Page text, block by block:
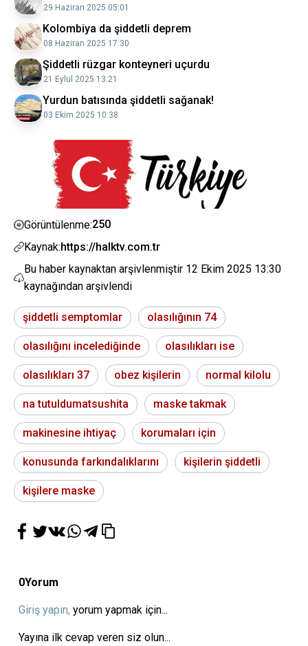
29 Haziran 2025 05:01
Kolombiya da şiddetli deprem
08 Haziran 2025 17:30
Şiddetli rüzgar konteyneri uçurdu
21 Eylül 2025 13:21
Yurdun batısında şiddetli sağanak!
03 Ekim 2025 10:38
Görüntülenme:250
Kaynak:https://halktv.com.tr
Bu haber kaynaktan arşivlenmiştir 12 Ekim 2025 13:30
kaynağından arşivlendi
şiddetli semptomlar olasılığının 74
olasılığını incelediğinde olasılıkları ise
olasılıkları 37 obez kişilerin normal kilolu
na tutuldumatsushita maske takmak
makinesine ihtiyaç korumaları için
konusunda farkındalıklarını kişilerin şiddetli
kişilere maske
0Yorum
Giriş yapın, yorum yapmak için...
Yayına ilk cevap veren siz olun...